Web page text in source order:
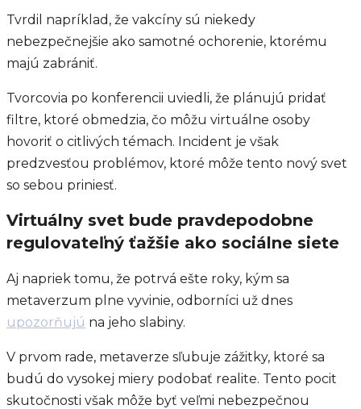
Tvrdil napríklad, že vakcíny sú niekedy
nebezpečnejšie ako samotné ochorenie, ktorému
majú zabrániť.
Tvorcovia po konferencii uviedli, že plánujú pridať
filtre, ktoré obmedzia, čo môžu virtuálne osoby
hovoriť o citlivých témach. Incident je však
predzvesťou problémov, ktoré môže tento nový svet
so sebou priniesť.
Virtuálny svet bude pravdepodobne
regulovateľný ťažšie ako sociálne siete
Aj napriek tomu, že potrvá ešte roky, kým sa
metaverzum plne vyvinie, odborníci už dnes
upozorňujú na jeho slabiny.
V prvom rade, metaverze sľubuje zážitky, ktoré sa
budú do vysokej miery podobať realite. Tento pocit
skutočnosti však môže byť veľmi nebezpečnou